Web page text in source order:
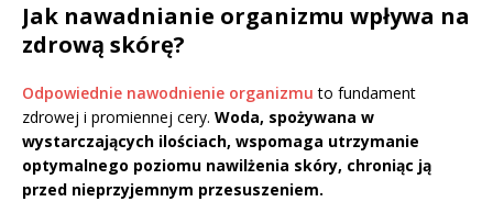
Jak nawadnianie organizmu wpływa na
zdrową skórę?
Odpowiednie nawodnienie organizmu to fundament
zdrowej i promiennej cery. Woda, spożywana w
wystarczających ilościach, wspomaga utrzymanie
optymalnego poziomu nawilżenia skóry, chroniąc ją
przed nieprzyjemnym przesuszeniem.